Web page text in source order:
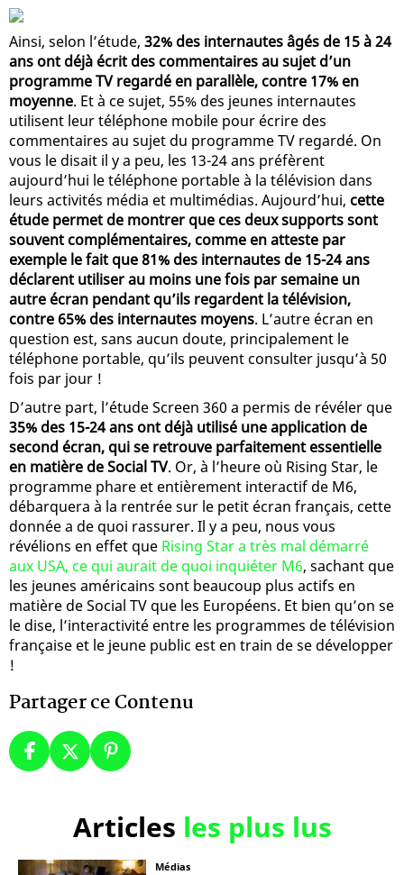
Ainsi, selon l’étude, 32% des internautes âgés de 15 à 24
ans ont déjà écrit des commentaires au sujet d’un
programme TV regardé en parallèle, contre 17% en
moyenne. Et à ce sujet, 55% des jeunes internautes
utilisent leur téléphone mobile pour écrire des
commentaires au sujet du programme TV regardé. On
vous le disait il y a peu, les 13-24 ans préfèrent
aujourd’hui le téléphone portable à la télévision dans
leurs activités média et multimédias. Aujourd’hui, cette
étude permet de montrer que ces deux supports sont
souvent complémentaires, comme en atteste par
exemple le fait que 81% des internautes de 15-24 ans
déclarent utiliser au moins une fois par semaine un
autre écran pendant qu’ils regardent la télévision,
contre 65% des internautes moyens. L’autre écran en
question est, sans aucun doute, principalement le
téléphone portable, qu’ils peuvent consulter jusqu’à 50
fois par jour !
D’autre part, l’étude Screen 360 a permis de révéler que
35% des 15-24 ans ont déjà utilisé une application de
second écran, qui se retrouve parfaitement essentielle
en matière de Social TV. Or, à l’heure où Rising Star, le
programme phare et entièrement interactif de M6,
débarquera à la rentrée sur le petit écran français, cette
donnée a de quoi rassurer. Il y a peu, nous vous
révélions en effet que Rising Star a très mal démarré
aux USA, ce qui aurait de quoi inquiéter M6, sachant que
les jeunes américains sont beaucoup plus actifs en
matière de Social TV que les Européens. Et bien qu’on se
le dise, l’interactivité entre les programmes de télévision
française et le jeune public est en train de se développer
!
Partager ce Contenu
Articles les plus lus
Médias